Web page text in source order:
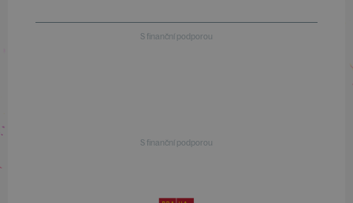
S finanční podporou
S finanční podporou